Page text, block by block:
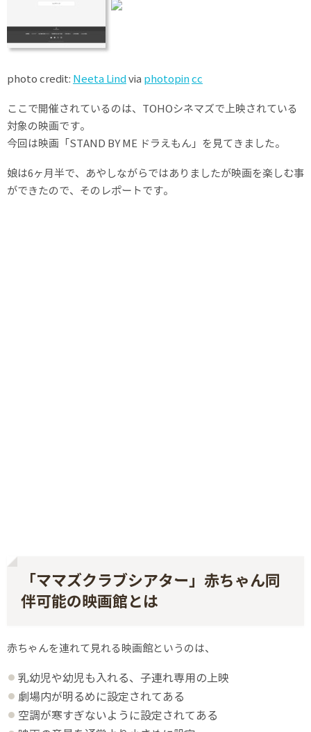
photo credit: Neeta Lindvia photopincc
ここで開催されているのは、TOHOシネマズで上映されている
対象の映画です。
今回は映画「STAND BY ME ドラえもん」を見てきました。
娘は6ヶ月半で、あやしながらではありましたが映画を楽しむ事
ができたので、そのレポートです。
「ママズクラブシアター」赤ちゃん同
伴可能の映画館とは
赤ちゃんを連れて見れる映画館というのは、
乳幼児や幼児も入れる、子連れ専用の上映
劇場内が明るめに設定されてある
空調が寒すぎないように設定されてある